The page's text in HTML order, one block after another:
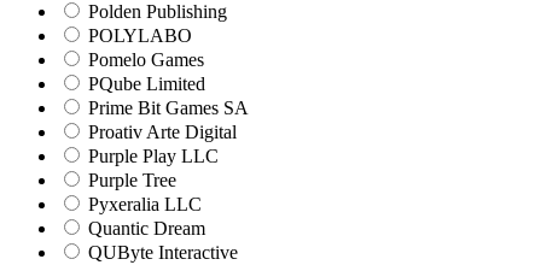
Polden Publishing
POLYLABO
Pomelo Games
PQube Limited
Prime Bit Games SA
Proativ Arte Digital
Purple Play LLC
Purple Tree
Pyxeralia LLC
Quantic Dream
QUByte Interactive